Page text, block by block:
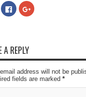
Click
to
share
new
window)
Click
to
A REPLY
address will not be
fields are marked *